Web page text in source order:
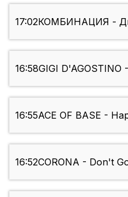
17:02КОМБИНАЦИЯ -
16:58GIGI D'AGOSTINO
16:55ACE OF BASE -
16:52CORONA - Don't